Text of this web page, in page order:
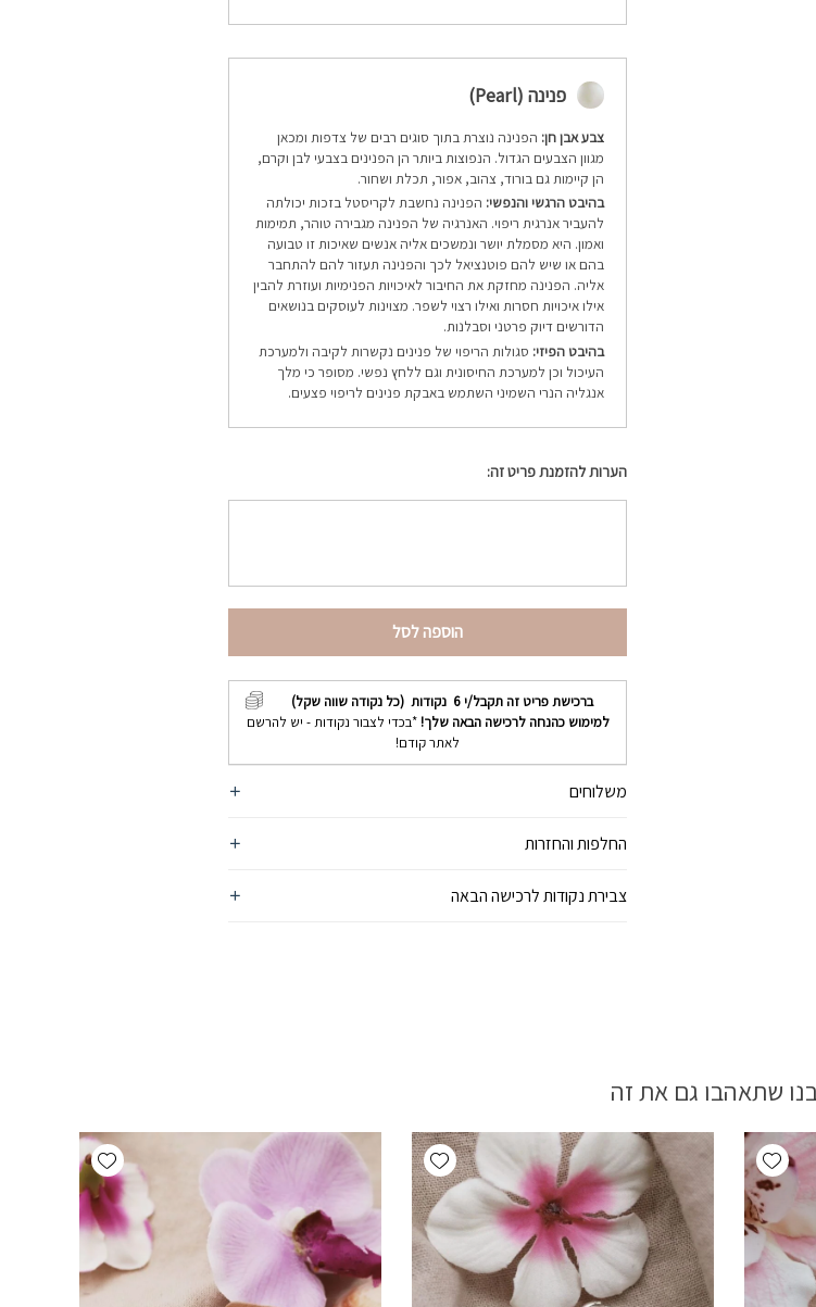
פנינה (Pearl)
צבע אבן חן: הפנינה נוצרת בתוך סוגים רבים של צדפות ומכאן
מגוון הצבעים הגדול. הנפוצות ביותר הן הפנינים בצבעי לבן וקרם,
הן קיימות גם בורוד, צהוב, אפור, תכלת ושחור.
בהיבט הרגשי והנפשי: הפנינה נחשבת לקריסטל בזכות יכולתה
להעביר אנרגית ריפוי. האנרגיה של הפנינה מגבירה טוהר, תמימות
ואמון. היא מסמלת יושר ונמשכים אליה אנשים שאיכות זו טבועה
בהם או שיש להם פוטנציאל לכך והפנינה תעזור להם להתחבר
אליה. הפנינה מחזקת את החיבור לאיכויות הפנימיות ועוזרת להבין
אילו איכויות חסרות ואילו רצוי לשפר. מצוינות לעוסקים בנושאים
הדורשים דיוק פרטני וסבלנות.
בהיבט הפיזי: סגולות הריפוי של פנינים נקשרות לקיבה ולמערכת
העיכול וכן למערכת החיסונית וגם ללחץ נפשי. מסופר כי מלך
אנגליה הנרי השמיני השתמש באבקת פנינים לריפוי פצעים.
הערות להזמנת פריט זה:
הוספה לסל
ברכישת פריט זה תקבל/י6 נקודות (כל נקודה שווה שקל)
למימוש כהנחה לרכישה הבאה שלך! *בכדי לצבור נקודות - יש להרשם
לאתר קודם!
משלוחים
החלפות והחזרות
צבירת נקודות לרכישה הבאה
שתאהבו גם את זה
Add wishlist
Add wishlist
Add wishlist